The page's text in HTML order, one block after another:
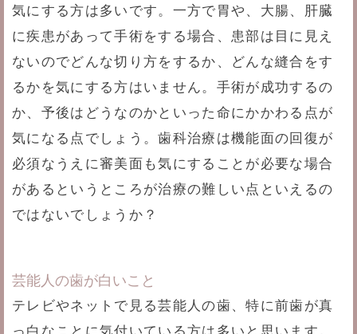
気にする方は多いです。一方で胃や、大腸、肝臓
に疾患があって手術をする場合、患部は目に見え
ないのでどんな切り方をするか、どんな縫合をす
るかを気にする方はいません。手術が成功するの
か、予後はどうなのかといった命にかかわる点が
気になる点でしょう。歯科治療は機能面の回復が
必須なうえに審美面も気にすることが必要な場合
があるというところが治療の難しい点といえるの
ではないでしょうか？
芸能人の歯が白いこと
テレビやネットで見る芸能人の歯、特に前歯が真
っ白なことに気付いている方は多いと思います。